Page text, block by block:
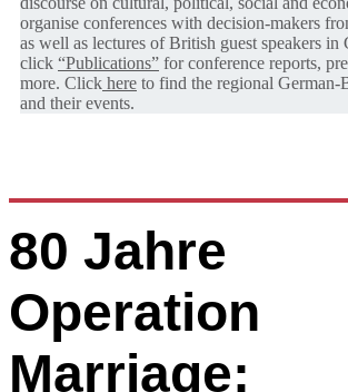
organise conferences with decision-makers
as well as lectures of British guest speakers in
click “Publications” for conference reports,
more. Click here to find the regional German-
and their events.
80 Jahre
Operation
Marriage: